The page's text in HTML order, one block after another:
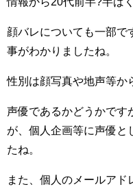
顔バレについても一部で
事がわかりましたね。
性別は顔写真や地声等か
声優であるかどうかです
が、個人企画等に声優と
たね。
また、個人のメールアド